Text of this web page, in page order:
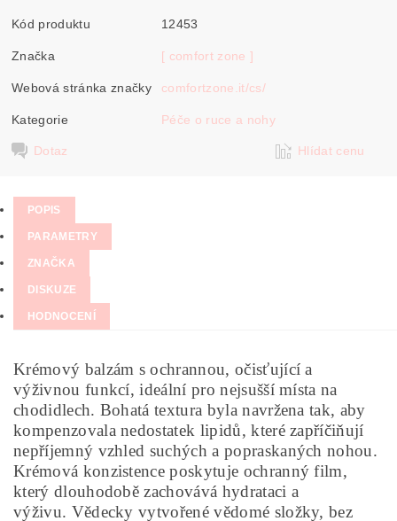
Kód produktu 12453
Značka [ comfort zone ]
Webová stránka značky comfortzone.it/cs/
Kategorie Péče o ruce a nohy
Dotaz Hlídat cenu
POPIS
PARAMETRY
ZNAČKA
DISKUZE
HODNOCENÍ
Krémový balzám s ochrannou, očisťující a
výživnou funkcí, ideální pro nejsušší místa na
chodidlech. Bohatá textura byla navržena tak, aby
kompenzovala nedostatek lipidů, které zapříčiňují
nepříjemný vzhled suchých a popraskaných nohou.
Krémová konzistence poskytuje ochranný film,
který dlouhodobě zachovává hydrataci a
výživu. Vědecky vytvořené vědomé složky, bez